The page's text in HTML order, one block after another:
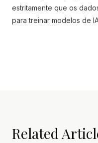
estritamente que os
para treinar modelos de
Related